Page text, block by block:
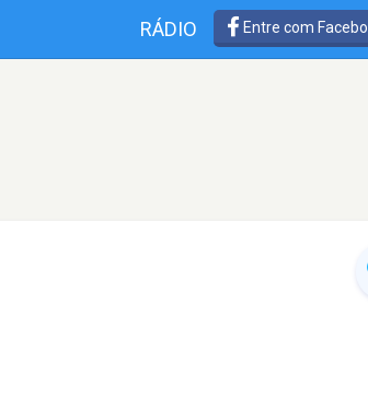
RÁDIO Entre com